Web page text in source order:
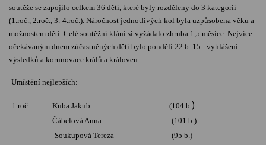
soutěže se zapojilo celkem 36 dětí, které byly rozděleny do 3 kategorií
(1.roč., 2.roč., 3.-4.roč.). Náročnost jednotlivých kol byla uzpůsobena věku a
možnostem dětí. Celé soutěžní klání si vyžádalo zhruba 1,5 měsíce. Nejvíce
očekávaným dnem zúčastněných dětí bylo pondělí 22.6. 15 - vyhlášení
výsledků a korunovace králů a královen.
Umístění nejlepších:
1.roč. Kuba Jakub (104 b.)
Čábelová Anna
(101 b.)
Soukupová Tereza
(95 b.)